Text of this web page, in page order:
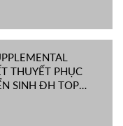
THUYẾT PHỤC
SINH ĐH TOP